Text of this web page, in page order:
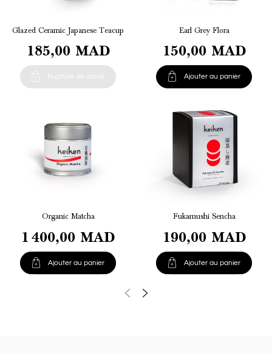
Glazed Ceramic Japanese Teacup
185,00 MAD
 Rupture de stock
Earl Grey Flora
150,00 MAD
 Ajouter au panier
Organic Matcha
1 400,00 MAD
 Ajouter au panier
Fukamushi Sencha
190,00 MAD
 Ajouter au panier